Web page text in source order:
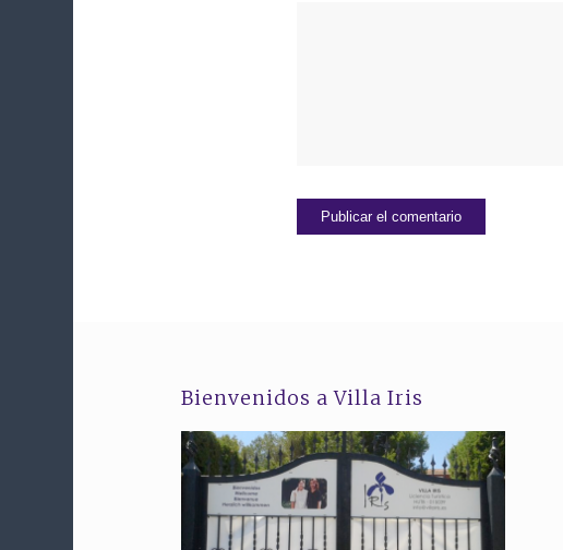
Bienvenidos a Villa Iris